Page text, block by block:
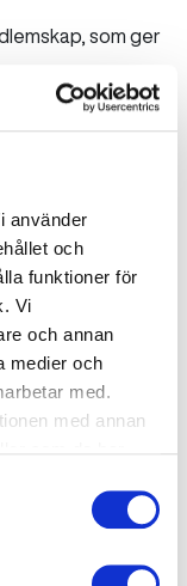
använder
och
funktioner för
Vi
och annan
medier och
med.
med annan
som ger
och
därför är vår
uppmuntrande.
ett liv där fysisk
TILL